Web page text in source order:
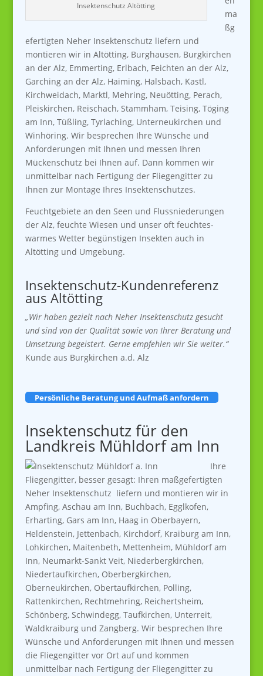
Insektenschutz Altötting
ma
ßg
efertigten Neher Insektenschutz liefern und
montieren wir in Altötting, Burghausen, Burgkirchen
an der Alz, Emmerting, Erlbach, Feichten an der Alz,
Garching an der Alz, Haiming, Halsbach, Kastl,
Kirchweidach, Marktl, Mehring, Neuötting, Perach,
Pleiskirchen, Reischach, Stammham, Teising, Töging
am Inn, Tüßling, Tyrlaching, Unterneukirchen und
Winhöring. Wir besprechen Ihre Wünsche und
Anforderungen mit Ihnen und messen Ihren
Mückenschutz bei Ihnen auf. Dann kommen wir
unmittelbar nach Fertigung der Fliegengitter zu
Ihnen zur Montage Ihres Insektenschutzes.
Feuchtgebiete an den Seen und Flussniederungen
der Alz, feuchte Wiesen und unser oft feuchtes-
warmes Wetter begünstigen Insekten auch in
Altötting und Umgebung.
Insektenschutz-Kundenreferenz
aus Altötting
„Wir haben gezielt nach Neher Insektenschutz gesucht
und sind von der Qualität sowie von Ihrer Beratung und
Umsetzung begeistert. Gerne empfehlen wir Sie weiter.“
Kunde aus Burgkirchen a.d. Alz
Persönliche Beratung und Aufmaß anfordern
Insektenschutz für den
Landkreis Mühldorf am Inn
Ihre
Fliegengitter, besser gesagt: Ihren maßgefertigten
Neher Insektenschutz liefern und montieren wir in
Ampfing, Aschau am Inn, Buchbach, Egglkofen,
Erharting, Gars am Inn, Haag in Oberbayern,
Heldenstein, Jettenbach, Kirchdorf, Kraiburg am Inn,
Lohkirchen, Maitenbeth, Mettenheim, Mühldorf am
Inn, Neumarkt-Sankt Veit, Niederbergkirchen,
Niedertaufkirchen, Oberbergkirchen,
Oberneukirchen, Obertaufkirchen, Polling,
Rattenkirchen, Rechtmehring, Reichertsheim,
Schönberg, Schwindegg, Taufkirchen, Unterreit,
Waldkraiburg und Zangberg. Wir besprechen Ihre
Wünsche und Anforderungen mit Ihnen und messen
die Fliegengitter vor Ort auf und kommen
unmittelbar nach Fertigung der Fliegengitter zu